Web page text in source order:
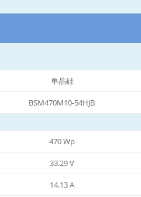
单晶硅
BSM470M10-54HJB
470 Wp
33.29 V
14.13 A